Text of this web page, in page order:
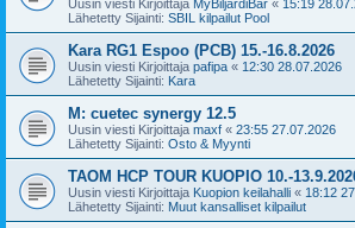
Uusin viesti Kirjoittaja MyBiljardiBar « 15:19
Lähetetty Sijainti: SBIL kilpailut Pool
Kara RG1 Espoo (PCB) 15.-16.8.2026
Uusin viesti Kirjoittaja pafipa « 12:30 28.07.2026
Lähetetty Sijainti: Kara
M: cuetec synergy 12.5
Uusin viesti Kirjoittaja maxf « 23:55 27.07.2026
Lähetetty Sijainti: Osto & Myynti
TAOM HCP TOUR KUOPIO 10.-
Uusin viesti Kirjoittaja Kuopion keilahalli « 18:12
Lähetetty Sijainti: Muut kansalliset kilpailut